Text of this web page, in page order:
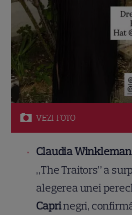
VEZI FOTO
Claudia
„The Traitors” a
alegerea unei
Caprinegri,